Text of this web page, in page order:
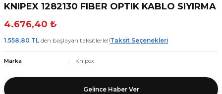
KNIPEX 1282130 FIBER OPTIK KABLO SIYIRMA
4.676,40 ₺
1.558,80 TL den başlayan taksitlerle!!Taksit Seçenekleri
Marka Knıpex
Gelince Haber Ver